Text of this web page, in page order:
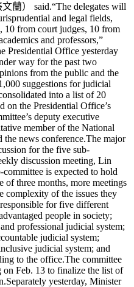
蘭） said.“The delegates will
and legal fields,
10 from court judges, 10 from
and professors,”
Presidential Office yesterday
way for the past two
from the public and the
suggestions for judicial
into a list of 20
on the Presidential Office’s
deputy executive
member of the National
news conference.The major
for the five sub-
discussion meeting, Lin
is expected to hold
of three months, more meetings
complexity of the issues they
for five different
people in society;
professional judicial system;
judicial system;
judicial system; and
to the office.The committee
on Feb. 13 to finalize the list of
yesterday, Minister